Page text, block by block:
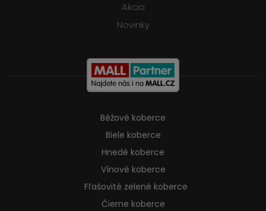
Akcia
Novinky
Béžové koberce
Biele koberce
Hnedé koberce
Vínové koberce
Fľašovité zelené koberce
Čierne koberce